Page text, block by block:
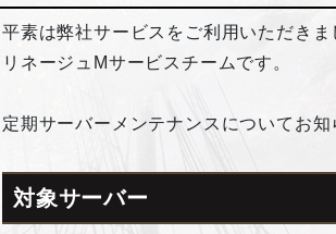
平素は弊社サービスをご利用いただきま
リネージュMサービスチームです。
定期サーバーメンテナンスについてお知
対象サーバー